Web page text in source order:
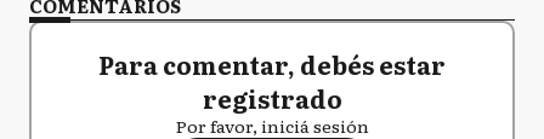
Para comentar, debés estar
registrado
Por favor, iniciá sesión